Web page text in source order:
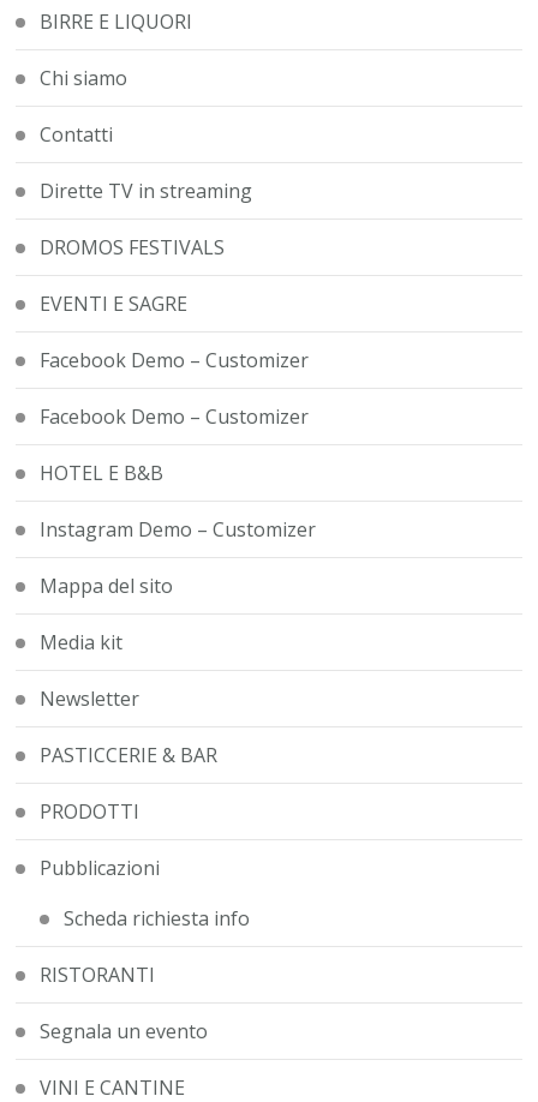
BIRRE E LIQUORI
Chi siamo
Contatti
Dirette TV in streaming
DROMOS FESTIVALS
EVENTI E SAGRE
Facebook Demo – Customizer
Facebook Demo – Customizer
HOTEL E B&B
Instagram Demo – Customizer
Mappa del sito
Media kit
Newsletter
PASTICCERIE & BAR
PRODOTTI
Pubblicazioni
Scheda richiesta info
RISTORANTI
Segnala un evento
VINI E CANTINE